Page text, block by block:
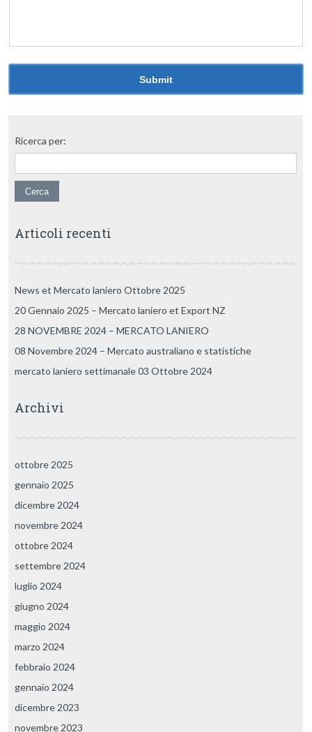
Ricerca per:
Articoli recenti
News et Mercato laniero Ottobre 2025
20 Gennaio 2025 – Mercato laniero et Export NZ
28 NOVEMBRE 2024 – MERCATO LANIERO
08 Novembre 2024 – Mercato australiano e statistiche
mercato laniero settimanale 03 Ottobre 2024
Archivi
ottobre 2025
gennaio 2025
dicembre 2024
novembre 2024
ottobre 2024
settembre 2024
luglio 2024
giugno 2024
maggio 2024
marzo 2024
febbraio 2024
gennaio 2024
dicembre 2023
novembre 2023